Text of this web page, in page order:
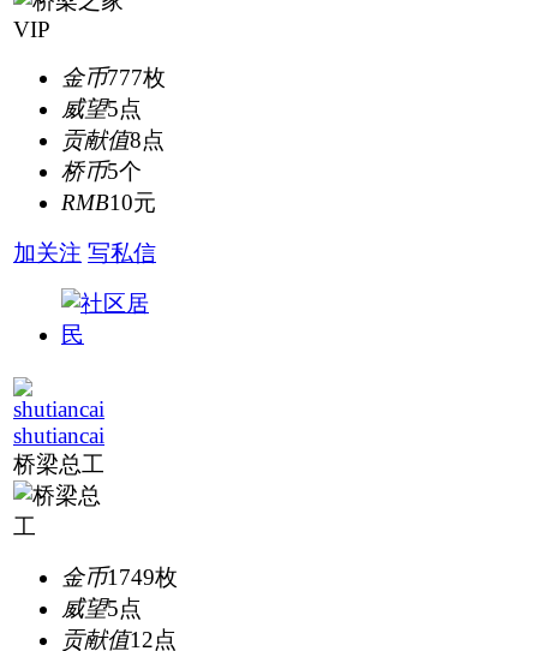
金币777枚
威望5点
贡献值8点
桥币5个
RMB10元
加关注 写私信
shutiancai
桥梁总工
金币1749枚
威望5点
贡献值12点